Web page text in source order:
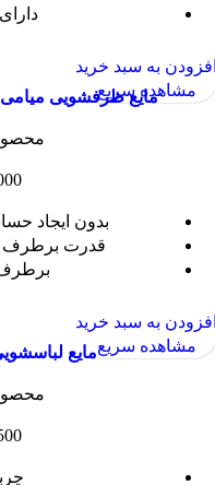
دارای
مایع ظرفشویی میامی مدل توت
محصول
486,000
بدون ایجاد
قدرت برطرف
برطرف
سبد خرید
سریع
مایع لباسشویی میامی
محصول
221,500
چربی
سبد خرید
سریع